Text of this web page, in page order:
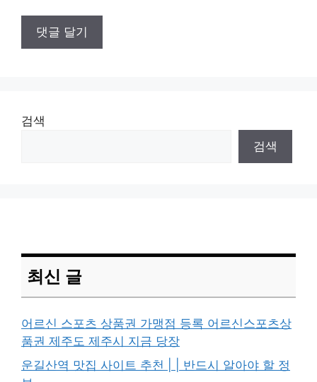
검색
검색
최신 글
어르신 스포츠 상품권 가맹점 등록 어르신스포츠상
품권 제주도 제주시 지금 당장
운길산역 맛집 사이트 추천 | | 반드시 알아야 할 정